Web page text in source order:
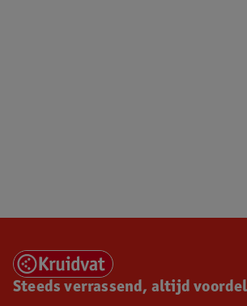
Steeds verrassend, altijd